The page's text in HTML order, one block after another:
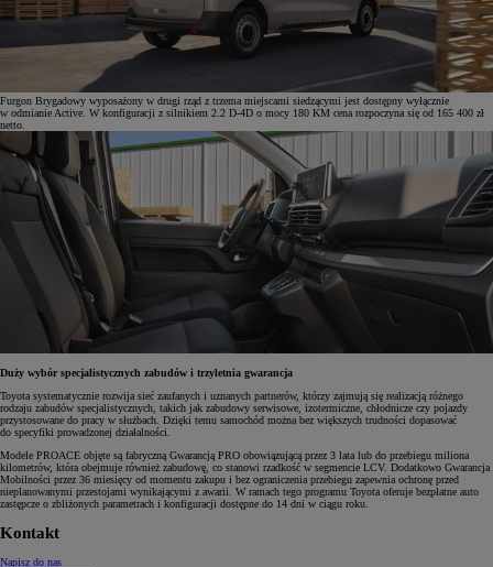
Furgon Brygadowy wyposażony w drugi rząd z trzema miejscami siedzącymi jest dostępny wyłącznie
w odmianie Active. W konfiguracji z silnikiem 2.2 D-4D o mocy 180 KM cena rozpoczyna się od 165 400 zł
netto.
Duży wybór specjalistycznych zabudów i trzyletnia gwarancja
Toyota systematycznie rozwija sieć zaufanych i uznanych partnerów, którzy zajmują się realizacją różnego
rodzaju zabudów specjalistycznych, takich jak zabudowy serwisowe, izotermiczne, chłodnicze czy pojazdy
przystosowane do pracy w służbach. Dzięki temu samochód można bez większych trudności dopasować
do specyfiki prowadzonej działalności.
Modele PROACE objęte są fabryczną Gwarancją PRO obowiązującą przez 3 lata lub do przebiegu miliona
kilometrów, która obejmuje również zabudowę, co stanowi rzadkość w segmencie LCV. Dodatkowo Gwarancja
Mobilności przez 36 miesięcy od momentu zakupu i bez ograniczenia przebiegu zapewnia ochronę przed
nieplanowanymi przestojami wynikającymi z awarii. W ramach tego programu Toyota oferuje bezpłatne auto
zastępcze o zbliżonych parametrach i konfiguracji dostępne do 14 dni w ciągu roku.
Kontakt
Napisz do nas